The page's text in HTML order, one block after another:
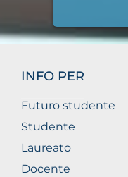
INFO PER
Futuro studente
Studente
Laureato
Docente